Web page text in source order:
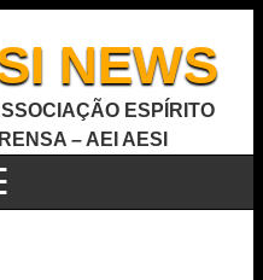
NEWS
ESPÍRITO
– AEI AESI